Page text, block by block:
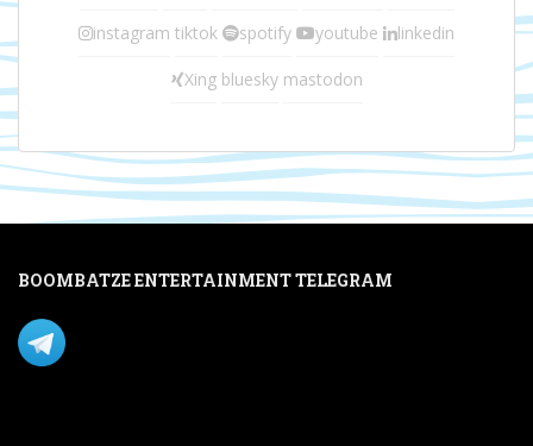
instagram tiktok spotify youtube linkedin
Xing bluesky mastodon
BOOMBATZE ENTERTAINMENT TELEGRAM